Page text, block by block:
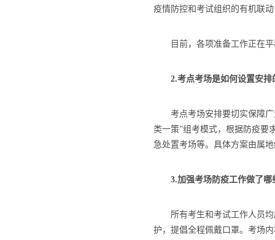
疫情防控和考试组织的有机联
目前，各项准备工作正在平
2.考点考场是如何设置安排
考点考场安排要切实保障广
类一策”组考模式，根据防疫要
急处置考场等。具体方案由属
3.加强考场防疫工作做了哪
所有考生和考试工作人员均
护，提倡全程佩戴口罩。考场